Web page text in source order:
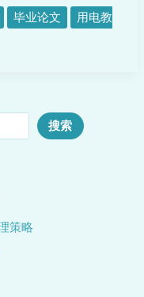
搜索
策略
毕业论文
用电教